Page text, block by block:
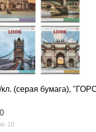
(серая бумага),
10